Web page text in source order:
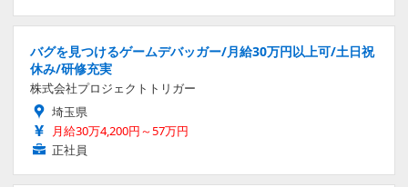
バグを見つけるゲームデバッガー/月給30万円以上可/土日祝
休み/研修充実
株式会社プロジェクトトリガー
埼玉県
月給30万4,200円～57万円
正社員